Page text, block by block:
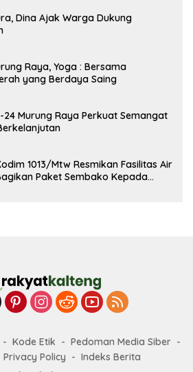
Dina Ajak Warga Dukung
Raya, Yoga : Bersama
yang Berdaya Saing
24 Murung Raya Perkuat Semangat
1013/Mtw Resmikan Fasilitas Air
Paket Sembako Kepada
Kode Etik
Pedoman Media Siber
Privacy Policy
Indeks Berita